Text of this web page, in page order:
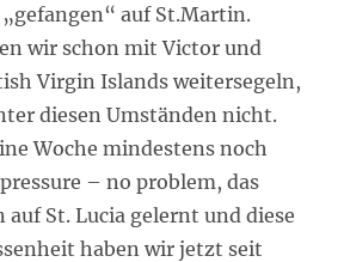
auf St.Martin.
wir schon mit Victor und
Virgin Islands weitersegeln,
diesen Umständen nicht.
Woche mindestens noch
– no problem, das
auf St. Lucia gelernt und diese
haben wir jetzt seit